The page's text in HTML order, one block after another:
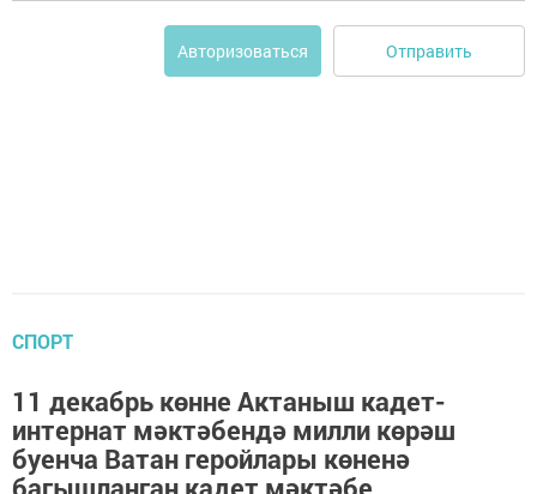
Авторизоваться Отправить
СПОРТ
11 декабрь көнне Актаныш кадет-
интернат мәктәбендә милли көрәш
буенча Ватан геройлары көненә